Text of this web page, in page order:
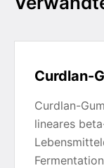
Curdlan-
Curdlan-
lineares